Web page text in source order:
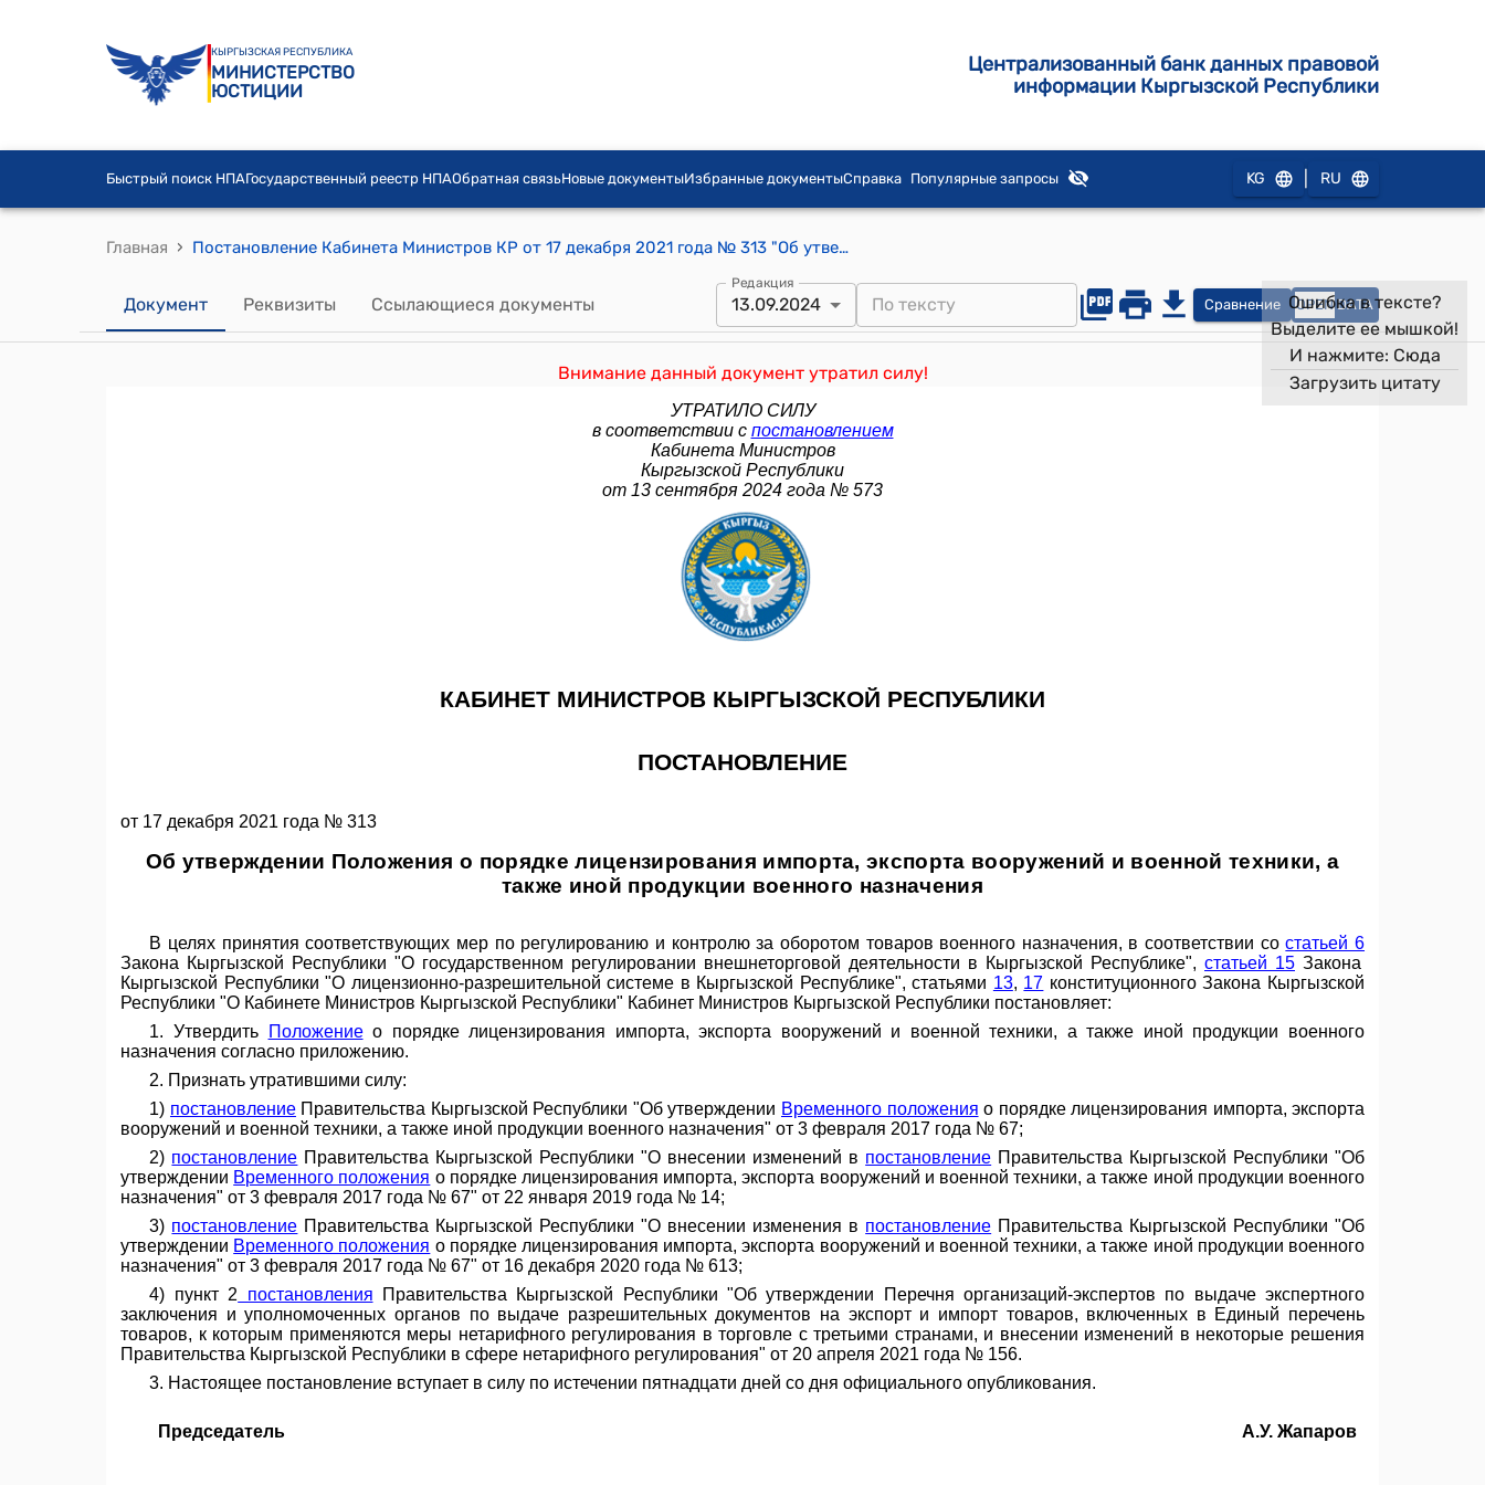
КЫРГЫЗСКАЯ РЕСПУБЛИКА
МИНИСТЕРСТВО
ЮСТИЦИИ
Централизованный банк данных правовой
информации Кыргызской Республики
Быстрый поиск НПАГосударственный реестр НПАОбратная связьНовые документыИзбранные документыСправка Популярные запросы KG RU
Главная › Постановление Кабинета Министров КР от 17 декабря 2021 года № 313 "Об утверждении Положения о порядке лицензирования импорта, экспорта вооружений и военной техники, а также иной продукции военного назначения"
Документ Реквизиты Ссылающиеся документы
Редакция
13.09.2024 Сравнение OPEN DATA
Внимание данный документ утратил силу!
Ошибка в тексте?
Выделите ее мышкой!
И нажмите: Сюда
Загрузить цитату